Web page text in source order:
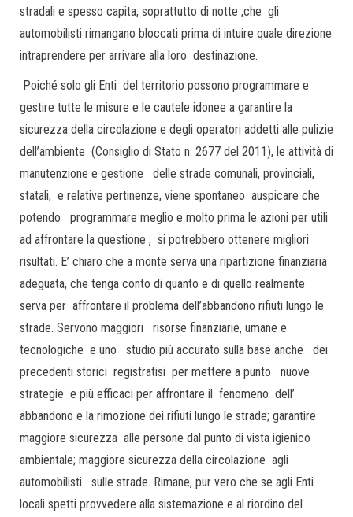
stradali e spesso capita, soprattutto di notte ,che gli
automobilisti rimangano bloccati prima di intuire quale direzione
intraprendere per arrivare alla loro destinazione.
Poiché solo gli Enti del territorio possono programmare e
gestire tutte le misure e le cautele idonee a garantire la
sicurezza della circolazione e degli operatori addetti alle pulizie
dell’ambiente (Consiglio di Stato n. 2677 del 2011), le attività di
manutenzione e gestione delle strade comunali, provinciali,
statali, e relative pertinenze, viene spontaneo auspicare che
potendo programmare meglio e molto prima le azioni per utili
ad affrontare la questione , si potrebbero ottenere migliori
risultati. E’ chiaro che a monte serva una ripartizione finanziaria
adeguata, che tenga conto di quanto e di quello realmente
serva per affrontare il problema dell’abbandono rifiuti lungo le
strade. Servono maggiori risorse finanziarie, umane e
tecnologiche e uno studio più accurato sulla base anche dei
precedenti storici registratisi per mettere a punto nuove
strategie e più efficaci per affrontare il fenomeno dell’
abbandono e la rimozione dei rifiuti lungo le strade; garantire
maggiore sicurezza alle persone dal punto di vista igienico
ambientale; maggiore sicurezza della circolazione agli
automobilisti sulle strade. Rimane, pur vero che se agli Enti
locali spetti provvedere alla sistemazione e al riordino del